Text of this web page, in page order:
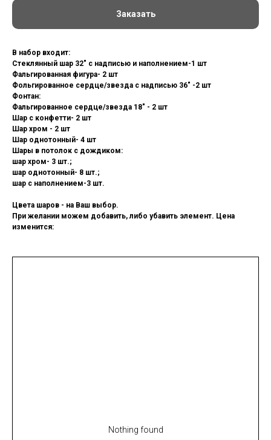
Заказать
В набор входит:
Стеклянный шар 32" с надписью и наполнением-1 шт
Фальгированная фигура- 2 шт
Фольгированное сердце/звезда с надписью 36" -2 шт
Фонтан:
Фальгированное сердце/звезда 18" - 2 шт
Шар с конфетти- 2 шт
Шар хром - 2 шт
Шар однотонный- 4 шт
Шары в потолок с дождиком:
шар хром- 3 шт.;
шар однотонный- 8 шт.;
шар с наполнением-3 шт.
Цвета шаров - на Ваш выбор.
При желании можем добавить, либо убавить элемент. Цена
изменится:
Nothing found